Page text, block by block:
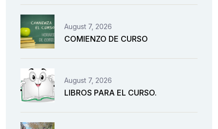
August 7, 2026
COMIENZO DE CURSO
August 7, 2026
LIBROS PARA EL CURSO.